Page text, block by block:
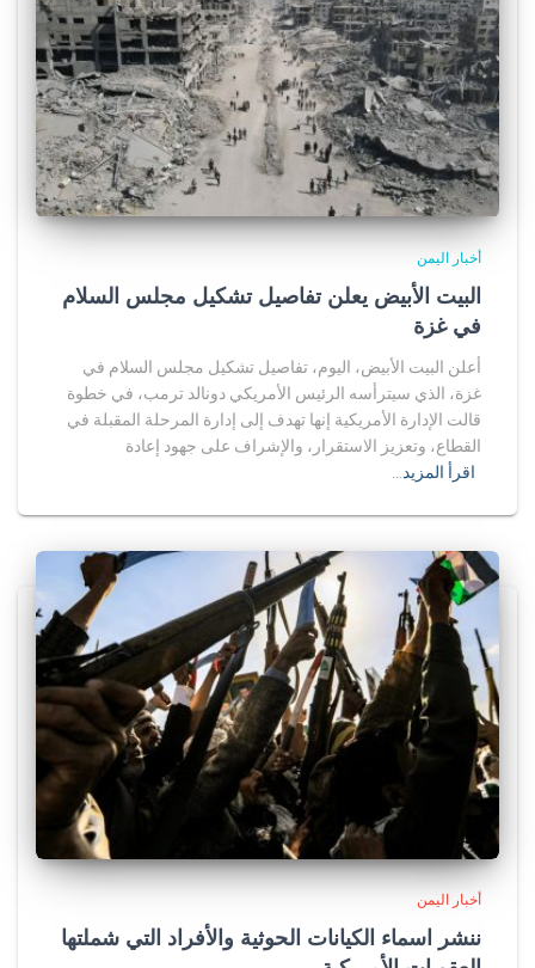
أخبار اليمن
البيت الأبيض يعلن تفاصيل تشكيل مجلس السلام
في غزة
أعلن البيت الأبيض، اليوم، تفاصيل تشكيل مجلس السلام في
غزة، الذي سيترأسه الرئيس الأمريكي دونالد ترمب، في خطوة
قالت الإدارة الأمريكية إنها تهدف إلى إدارة المرحلة المقبلة في
القطاع، وتعزيز الاستقرار، والإشراف على جهود إعادة
اقرأ المزيد…
أخبار اليمن
ننشر اسماء الكيانات الحوثية والأفراد التي شملتها